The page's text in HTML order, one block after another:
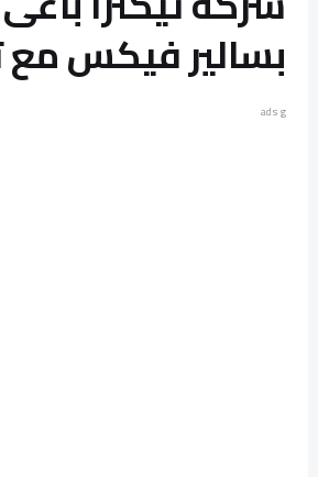
بسالير فيكس مع
ads g